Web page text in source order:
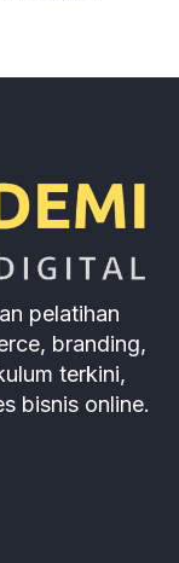
pelatihan
branding,
terkini,
bisnis online.